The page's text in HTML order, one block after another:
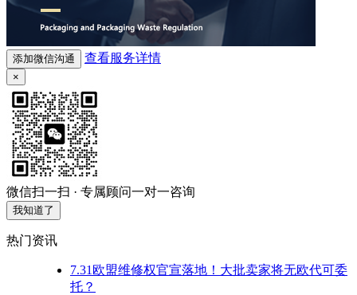
添加微信沟通 查看服务详情
×
微信扫一扫 · 专属顾问一对一咨询
我知道了
热门资讯
7.31欧盟维修权官宣落地！大批卖家将无欧代可委
托？